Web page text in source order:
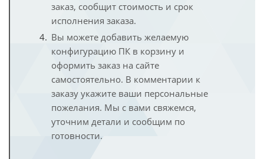
заказ, сообщит стоимость и срок
исполнения заказа.
Вы можете добавить желаемую
конфигурацию ПК в корзину и
оформить заказ на сайте
самостоятельно. В комментарии к
заказу укажите ваши персональные
пожелания. Мы с вами свяжемся,
уточним детали и сообщим по
готовности.